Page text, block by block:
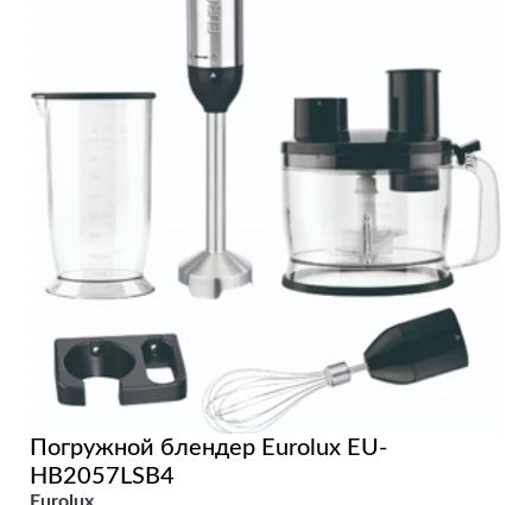
Погружной блендер Eurolux EU-
HB2057LSB4